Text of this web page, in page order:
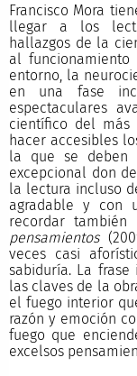
Francisco Mora
llegar a los
hallazgos de la
al funcionamiento
entorno, la
en una fase
espectaculares
científico del
hacer accesibles
la que se deben
excepcional don
la lectura incluso
agradable y con
recordar
pensamientos
veces casi
sabiduría. La
las claves de la
el fuego interior
razón y emoción
fuego que
excelsos